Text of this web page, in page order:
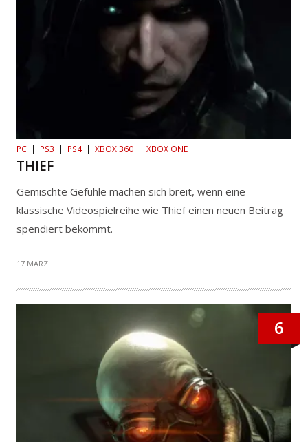
PC PS3 PS4 XBOX 360 XBOX ONE
THIEF
Gemischte Gefühle machen sich breit, wenn eine
klassische Videospielreihe wie Thief einen neuen Beitrag
spendiert bekommt.
17 MÄRZ
6